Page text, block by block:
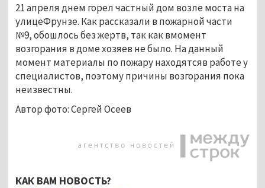
21 апреля днем горел частный дом возле моста на
улицеФрунзе. Как рассказали в пожарной части
№9, обошлось без жертв, так как вмомент
возгорания в доме хозяев не было. На данный
момент материалы по пожару находятсяв работе у
специалистов, поэтому причины возгорания пока
неизвестны.
Автор фото: Сергей Осеев
КАК ВАМ НОВОСТЬ?